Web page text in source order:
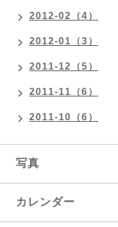
2012-02（4）
2012-01（3）
2011-12（5）
2011-11（6）
2011-10（6）
写真
カレンダー